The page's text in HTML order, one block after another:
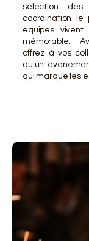
sélection
coordination le
équipes
mémorable.
offrez à vos
qu'un
qui marque les